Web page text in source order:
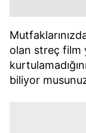
olan streç film
biliyor